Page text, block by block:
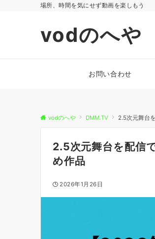
場所、時間を気にせず動画を楽しもう
vodのへや
お問い合わせ
vodのへや DMM.TV 2.5次元舞台
2.5次元舞台を配信
め作品
2026年1月26日